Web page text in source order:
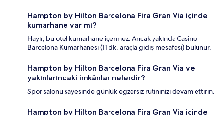
Hampton by Hilton Barcelona Fira Gran Via içinde
kumarhane var mı?
Hayır, bu otel kumarhane içermez. Ancak yakında Casino
Barcelona Kumarhanesi (11 dk. araçla gidiş mesafesi) bulunur.
Hampton by Hilton Barcelona Fira Gran Via ve
yakınlarındaki imkânlar nelerdir?
Spor salonu sayesinde günlük egzersiz rutininizi devam ettirin.
Hampton by Hilton Barcelona Fira Gran Via içinde